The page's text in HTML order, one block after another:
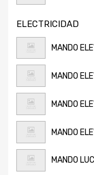
ELECTRICIDAD
MANDO
MANDO
MANDO
MANDO
MANDO